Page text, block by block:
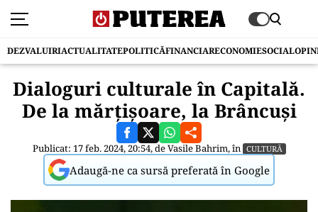
DEZVALUIRIACTUALITATEPOLITICĂFINANCIARECONOMIESOCIAL
Dialoguri culturale în Capitală.
De la mărţişoare, la Brâncuși
Publicat: 17 feb. 2024, 20:54, deVasile Bahrim, în CULTURĂ
Adaugă-ne ca sursă preferată în Google